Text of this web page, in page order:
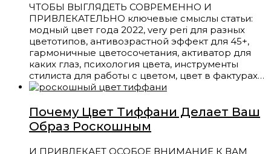
ЧТОБЫ ВЫГЛЯДЕТЬ СОВРЕМЕННО И
ПРИВЛЕКАТЕЛЬНО ключевые смыслы статьи:
модный цвет года 2022, very peri для разных
цветотипов, антивозрастной эффект для 45+,
гармоничные цветосочетания, активатор для
каких глаз, психология цвета, инструменты
стилиста для работы с цветом, цвет в фактурах…
Почему Цвет Тиффани Делает Ваш
Образ Роскошным
И ПРИВЛЕКАЕТ ОСОБОЕ ВНИМАНИЕ К ВАМ